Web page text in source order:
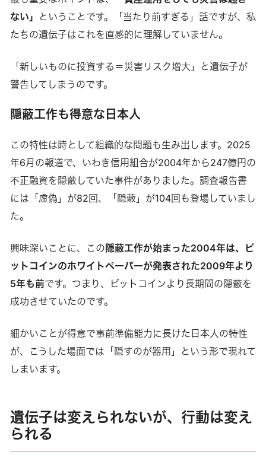
ない」
ということです。「当たり前すぎる」話ですが、私
たちの遺伝子はこれを直感的に理解していません。
「新しいものに投資する＝災害リスク増大」と遺伝子が
警告してしまうのです。
隠蔽工作も得意な日本人
この特性は時として組織的な問題も生み出します。2025
年6月の報道で、いわき信用組合が2004年から247億円の
不正融資を隠蔽していた事件がありました。調査報告書
には「虚偽」が82回、「隠蔽」が104回も登場していまし
た。
興味深いことに、この隠蔽工作が始まった2004年は、ビ
ットコインのホワイトペーパーが発表された2009年より
5年も前です。つまり、ビットコインより長期間の隠蔽を
成功させていたのです。
細かいことが得意で事前準備能力に長けた日本人の特性
が、こうした場面では「隠すのが器用」という形で現れて
しまいます。
遺伝子は変えられないが、行動は変え
られる